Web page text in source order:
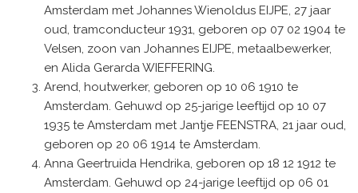
Amsterdam met Johannes Wienoldus EIJPE, 27 jaar
oud, tramconducteur 1931, geboren op 07 02 1904 te
Velsen, zoon van Johannes EIJPE, metaalbewerker,
en Alida Gerarda WIEFFERING.
Arend, houtwerker, geboren op 10 06 1910 te
Amsterdam. Gehuwd op 25-jarige leeftijd op 10 07
1935 te Amsterdam met Jantje FEENSTRA, 21 jaar oud,
geboren op 20 06 1914 te Amsterdam.
Anna Geertruida Hendrika, geboren op 18 12 1912 te
Amsterdam. Gehuwd op 24-jarige leeftijd op 06 01